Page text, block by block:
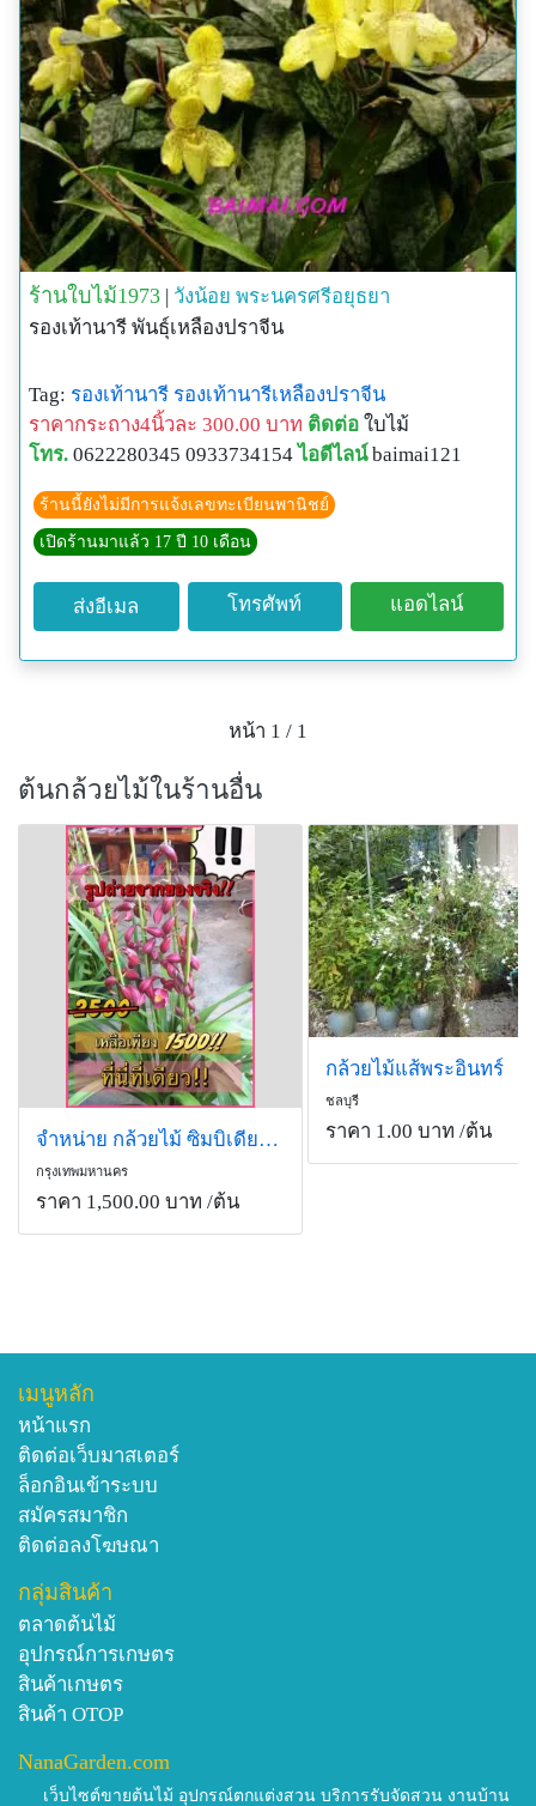
ร้านใบไม้1973 | วังน้อย พระนครศรีอยุธยา
รองเท้านารี พันธุ์เหลืองปราจีน
Tag: รองเท้านารี รองเท้านารีเหลืองปราจีน
ราคากระถาง4นิ้วละ 300.00 บาท ติดต่อ ใบไม้
โทร. 0622280345 0933734154 ไอดีไลน์ baimai121
ร้านนี้ยังไม่มีการแจ้งเลขทะเบียนพานิชย์
เปิดร้านมาแล้ว 17 ปี 10 เดือน
ส่งอีเมล โทรศัพท์ แอดไลน์
หน้า 1 / 1
ต้นกล้วยไม้ในร้านอื่น
จำหน่าย กล้วยไม้ ซิมบิเดียมนำเข้า
กรุงเทพมหานคร
ราคา 1,500.00 บาท /ต้น
กล้วยไม้แส้พระอินทร์
ชลบุรี
ราคา 1.00 บาท /ต้น
เมนูหลัก
หน้าแรก
ติดต่อเว็บมาสเตอร์
ล็อกอินเข้าระบบ
สมัครสมาชิก
ติดต่อลงโฆษณา
กลุ่มสินค้า
ตลาดต้นไม้
อุปกรณ์การเกษตร
สินค้าเกษตร
สินค้า OTOP
NanaGarden.com
เว็บไซต์ขายต้นไม้ อุปกรณ์ตกแต่งสวน บริการรับจัดสวน งานบ้าน